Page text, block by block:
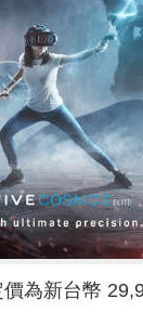
為新台幣